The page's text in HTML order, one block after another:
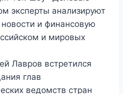
эксперты анализируют
и финансовую
и мировых
Лавров встретился
глав
ведомств стран